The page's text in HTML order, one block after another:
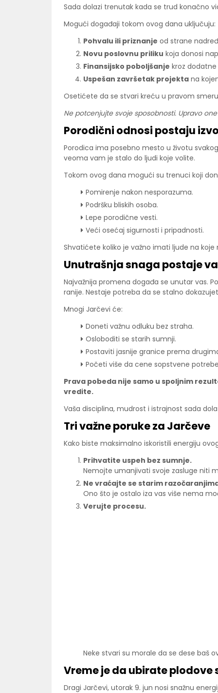
Sada dolazi trenutak kada se trud konačno
Mogući događaji tokom ovog dana uključuju:
Pohvalu ili priznanje od strane
Novu poslovnu priliku koja donosi
Finansijsko poboljšanje kroz
Uspešan završetak projektana
Osetićete da se stvari kreću u pravom
Ne potcenjujte svoje sposobnosti. Upravo
Porodični odnosi postaju
Porodica ima posebno mesto u životu
veoma vam je stalo do ljudi koje volite.
Tokom ovog dana mogući su trenuci koji
Pomirenje nakon nesporazuma.
Podršku bliskih osoba.
Lepe porodične vesti.
Veći osećaj sigurnosti i pripadnosti.
Shvatićete koliko je važno imati ljude na
Unutrašnja snaga postaje
Najvažnija promena događa se unutar vas.
ranije. Nestaje potreba da se stalno
Mnogi Jarčevi će:
Doneti važnu odluku bez straha.
Osloboditi se starih sumnji.
Postaviti jasnije granice prema
Početi više da cene sopstvene
Prava pobeda nije samo u spoljnim
vredite.
Vaša disciplina, mudrost i istrajnost sada
Tri važne poruke za Jarčeve
Kako biste maksimalno iskoristili energiju
Prihvatite uspeh bez sumnje.
Nemojte umanjivati svoje zasluge niti
Ne vraćajte se starim
Ono što je ostalo iza vas više nema
Verujte procesu.
Neke stvari su morale da se dese baš
Vreme je da ubirate plodove
Dragi Jarčevi, utorak 9. jun nosi snažnu